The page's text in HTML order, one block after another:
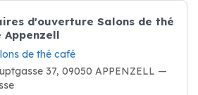
d'ouverture Salons de thé
Appenzell
de thé café
37, 09050 APPENZELL —